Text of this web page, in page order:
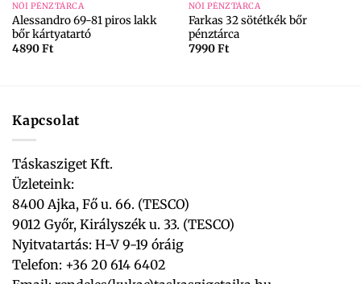
NŐI PÉNZTÁRCA
Alessandro 69-81 piros lakk
bőr kártyatartó
4890Ft
NŐI PÉNZTÁRCA
Farkas 32 sötétkék bőr
pénztárca
7990Ft
Kapcsolat
Táskasziget Kft.
Üzleteink:
8400 Ajka, Fő u. 66. (TESCO)
9012 Győr, Királyszék u. 33. (TESCO)
Nyitvatartás: H-V 9-19 óráig
Telefon: +36 20 614 6402